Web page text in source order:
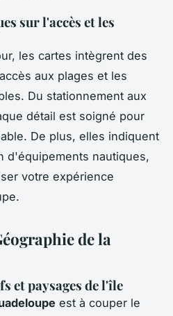
sur l'accès et les
les cartes intègrent des
aux plages et les
Du stationnement aux
détail est soigné pour
De plus, elles indiquent
d'équipements nautiques,
votre expérience
de la
et paysages de l'île
est à couper le